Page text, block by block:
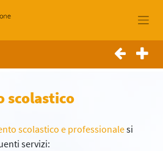
scolastico
scolastico e professionalesi
servizi: